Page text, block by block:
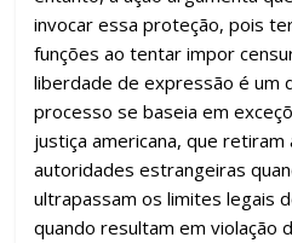
invocar essa proteção, pois
funções ao tentar impor
liberdade de expressão é um
processo se baseia em
justiça americana, que retiram
autoridades estrangeiras
ultrapassam os limites legais
quando resultam em violação